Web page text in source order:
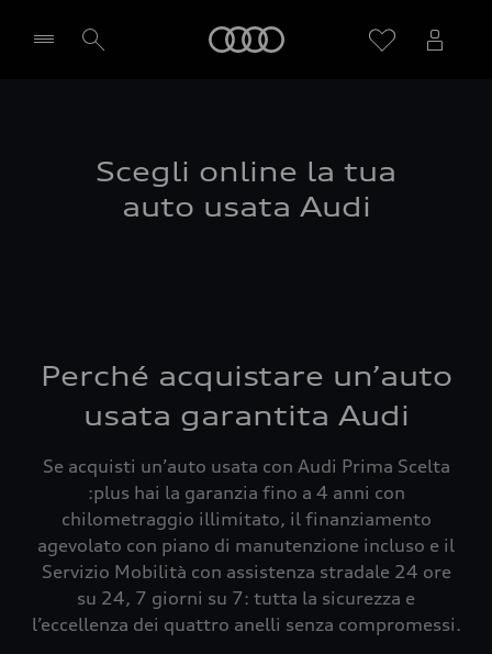
Scegli online la tua
auto usata Audi
Perché acquistare un’auto
usata garantita Audi
Se acquisti un’auto usata con Audi Prima Scelta
:plus hai la garanzia fino a 4 anni con
chilometraggio illimitato, il finanziamento
agevolato con piano di manutenzione incluso e il
Servizio Mobilità con assistenza stradale 24 ore
su 24, 7 giorni su 7: tutta la sicurezza e
l’eccellenza dei quattro anelli senza compromessi.